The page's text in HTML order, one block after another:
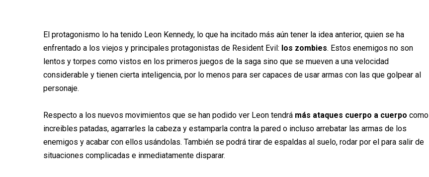
El protagonismo lo ha tenido Leon Kennedy, lo que ha incitado más aún tener la idea anterior, quien se ha
enfrentado a los viejos y principales protagonistas de Resident Evil: los zombies. Estos enemigos no son
lentos y torpes como vistos en los primeros juegos de la saga sino que se mueven a una velocidad
considerable y tienen cierta inteligencia, por lo menos para ser capaces de usar armas con las que golpear al
personaje.
Respecto a los nuevos movimientos que se han podido ver Leon tendrá más ataques cuerpo a cuerpo como
increibles patadas, agarrarles la cabeza y estamparla contra la pared o incluso arrebatar las armas de los
enemigos y acabar con ellos usándolas. También se podrá tirar de espaldas al suelo, rodar por el para salir de
situaciones complicadas e inmediatamente disparar.